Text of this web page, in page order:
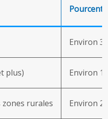
Environ
plus) Environ
zones rurales Environ